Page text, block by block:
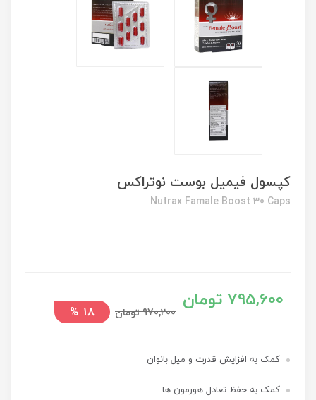
کپسول فیمیل بوست نوتراکس
Nutrax Famale Boost 30 Caps
795,600 تومان 970,200 تومان 18
%
کمک به افزایش قدرت و میل بانوان
کمک به حفظ تعادل هورمون ها